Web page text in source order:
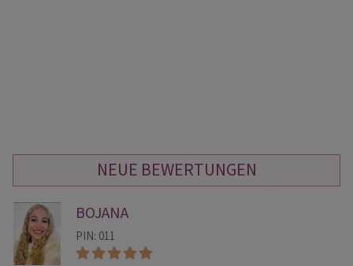
NEUE BEWERTUNGEN
BOJANA
PIN: 011